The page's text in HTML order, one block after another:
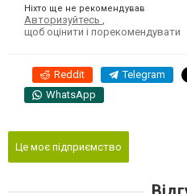
Ніхто ще не рекомендував
Авторизуйтесь
щоб оцінити і порекомендувати
Reddit Telegram
WhatsApp
Це моє підприємство